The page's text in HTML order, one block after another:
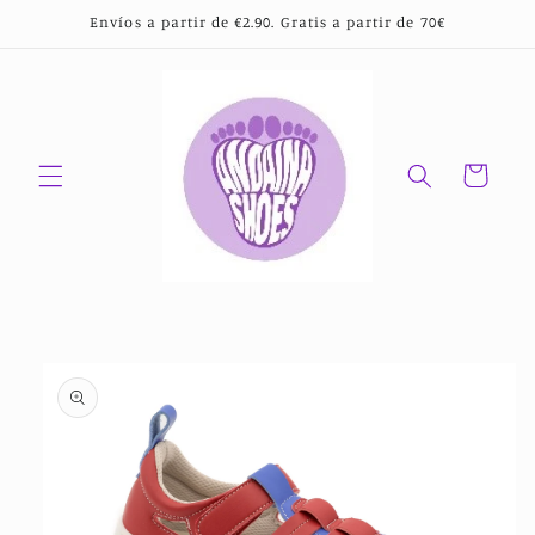
directamenteEnvíos a partir de €2.90. Gratis a partir de 70€
Carrito
información